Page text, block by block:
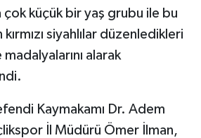
çok küçük bir yaş grubu ile bu
kırmızı siyahlılar düzenledikleri
alarak
Kaymakamı Dr. Adem
İl Müdürü Ömer İlman,